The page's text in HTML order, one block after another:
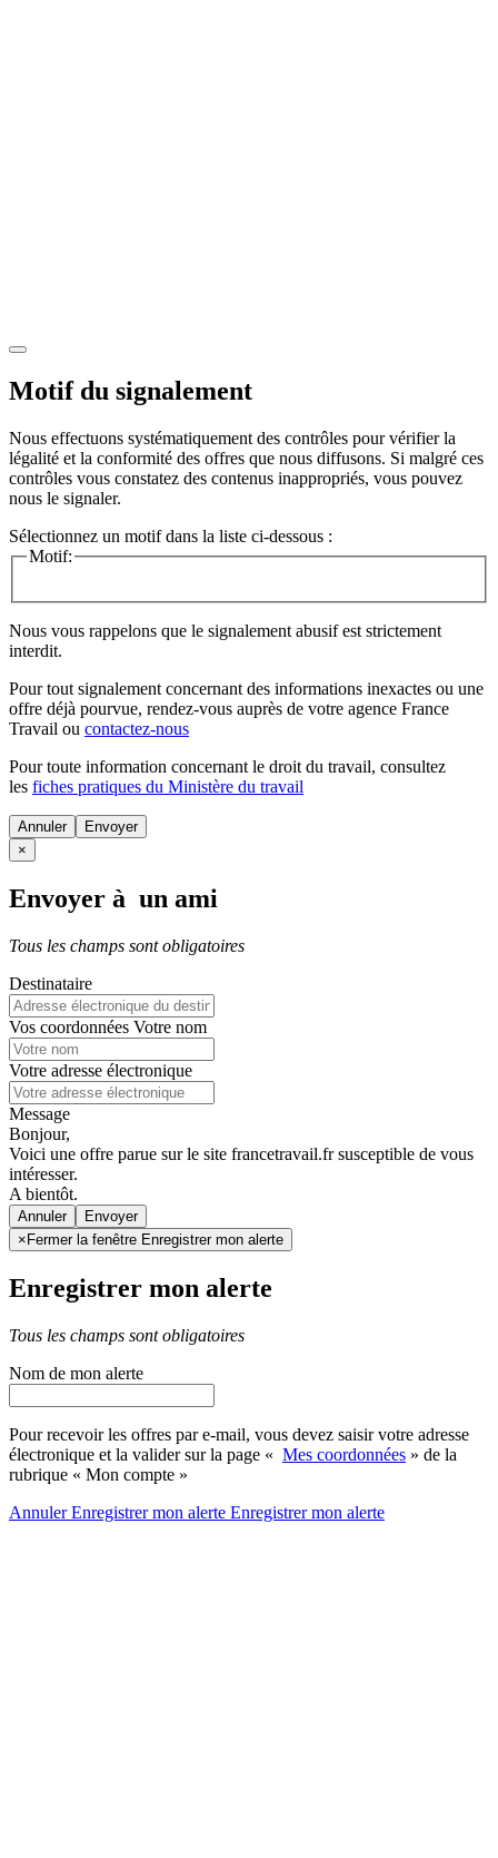
Motif du signalement
Nous effectuons systématiquement des contrôles pour vérifier la
légalité et la conformité des offres que nous diffusons. Si malgré ces
contrôles vous constatez des contenus inappropriés, vous pouvez
nous le signaler.
Sélectionnez un motif dans la liste ci-dessous :
Motif:
Nous vous rappelons que le signalement abusif est strictement
interdit.
Pour tout signalement concernant des informations inexactes ou une
offre déjà pourvue, rendez-vous auprès de votre agence France
Travail ou contactez-nous
Pour toute information concernant le droit du travail, consultez
les fiches pratiques du Ministère du travail
Annuler
×
Envoyer à un ami
Tous les champs sont obligatoires
Destinataire
Vos coordonnées Votre nom
Votre adresse électronique
Message
Bonjour,
Voici une offre parue sur le site francetravail.fr susceptible de vous
intéresser.
A bientôt.
Annuler
× Fermer la fenêtre Enregistrer mon alerte
Enregistrer mon alerte
Tous les champs sont obligatoires
Nom de mon alerte
Pour recevoir les offres par e-mail, vous devez saisir votre adresse
électronique et la valider sur la page « Mes coordonnées » de la
rubrique « Mon compte »
AnnulerEnregistrer mon alerte Enregistrermon alerte